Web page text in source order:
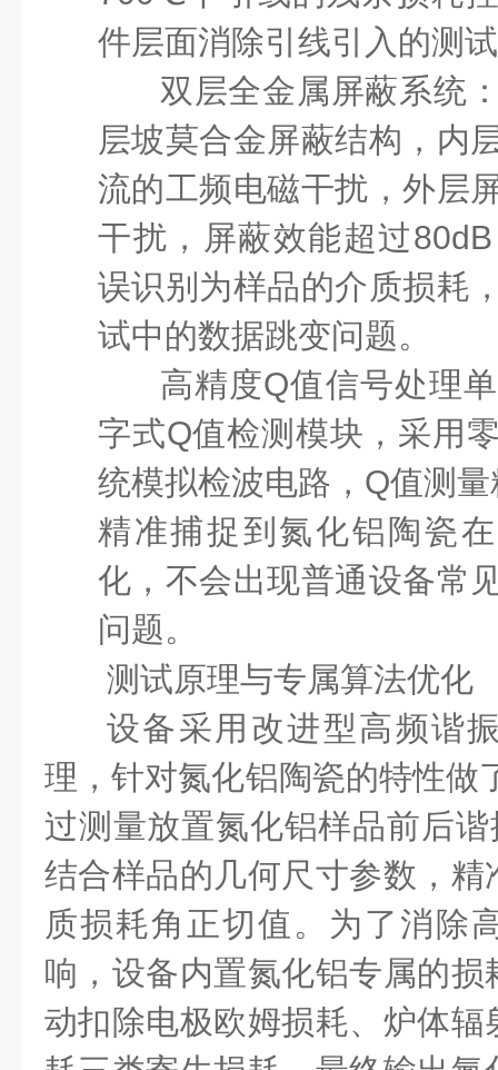
件层面消除引线引入的测
双层全金属屏蔽系统
层坡莫合金屏蔽结构，内
流的工频电磁干扰，外层
干扰，屏蔽效能超过
误识别为样品的介质损耗
试中的数据跳变问题。
高精度Q值信号处理
字式Q值检测模块，采用
统模拟检波电路，Q值测
精准捕捉到氮化铝陶瓷
化，不会出现普通设备常
问题。
测试原理与专属算法优化
设备采用改进型高频谐
理，针对氮化铝陶瓷的特性做
过测量放置氮化铝样品前后
结合样品的几何尺寸参数，
质损耗角正切值。为了消除
响，设备内置氮化铝专属的
动扣除电极欧姆损耗、炉体